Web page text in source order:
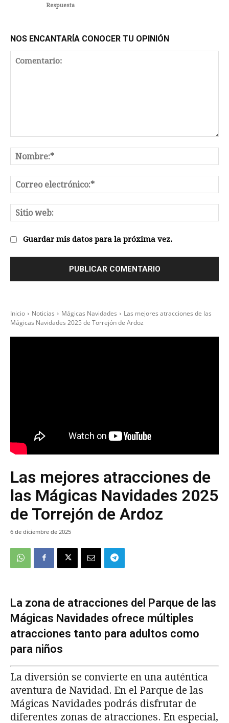
Respuesta
NOS ENCANTARÍA CONOCER TU OPINIÓN
Guardar mis datos para la próxima vez.